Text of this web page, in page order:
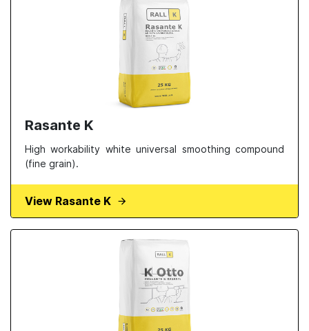
Rasante K
High workability white universal smoothing compound
(fine grain).
View Rasante K